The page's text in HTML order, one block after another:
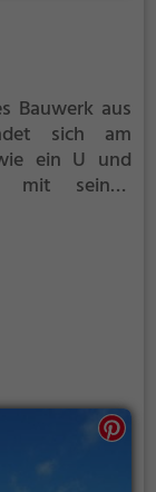
Bauwerk aus
sich am
ein U und
mit seinen
der Stadt -